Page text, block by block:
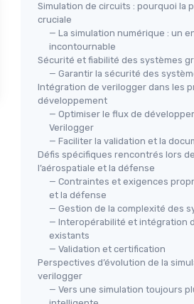
Simulation de circuits : pourquoi la
cruciale
— La simulation numérique : un
incontournable
Sécurité et fiabilité des systèmes
— Garantir la sécurité des
Intégration de verilogger dans les
développement
— Optimiser le flux de
Verilogger
— Faciliter la validation et la
Défis spécifiques rencontrés lors
l’aérospatiale et la défense
— Contraintes et exigences
et la défense
— Gestion de la complexité des
— Interopérabilité et intégration
existants
— Validation et certification
Perspectives d’évolution de la
verilogger
— Vers une simulation toujours